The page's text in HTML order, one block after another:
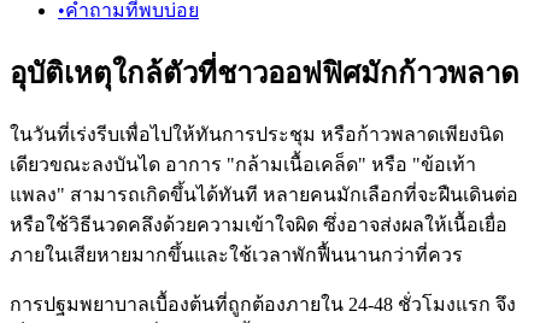
•คำถามที่พบบ่อย
อุบัติเหตุใกล้ตัวที่ชาวออฟฟิศมักก้าวพลาด
ในวันที่เร่งรีบเพื่อไปให้ทันการประชุม หรือก้าวพลาดเพียงนิด
เดียวขณะลงบันได อาการ "กล้ามเนื้อเคล็ด" หรือ "ข้อเท้า
แพลง" สามารถเกิดขึ้นได้ทันที หลายคนมักเลือกที่จะฝืนเดินต่อ
หรือใช้วิธีนวดคลึงด้วยความเข้าใจผิด ซึ่งอาจส่งผลให้เนื้อเยื่อ
ภายในเสียหายมากขึ้นและใช้เวลาพักฟื้นนานกว่าที่ควร
การปฐมพยาบาลเบื้องต้นที่ถูกต้องภายใน 24-48 ชั่วโมงแรก จึง